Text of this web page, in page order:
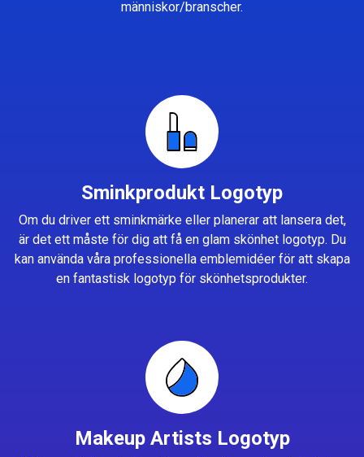
människor/branscher.
Sminkprodukt Logotyp
Om du driver ett sminkmärke eller planerar att lansera det,
är det ett måste för dig att få en glam skönhet logotyp. Du
kan använda våra professionella emblemidéer för att skapa
en fantastisk logotyp för skönhetsprodukter.
Makeup Artists Logotyp